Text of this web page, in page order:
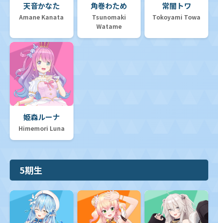
天音かなた
Amane Kanata
角巻わため
Tsunomaki
Watame
常闇トワ
Tokoyami Towa
姫森ルーナ
Himemori Luna
5期生